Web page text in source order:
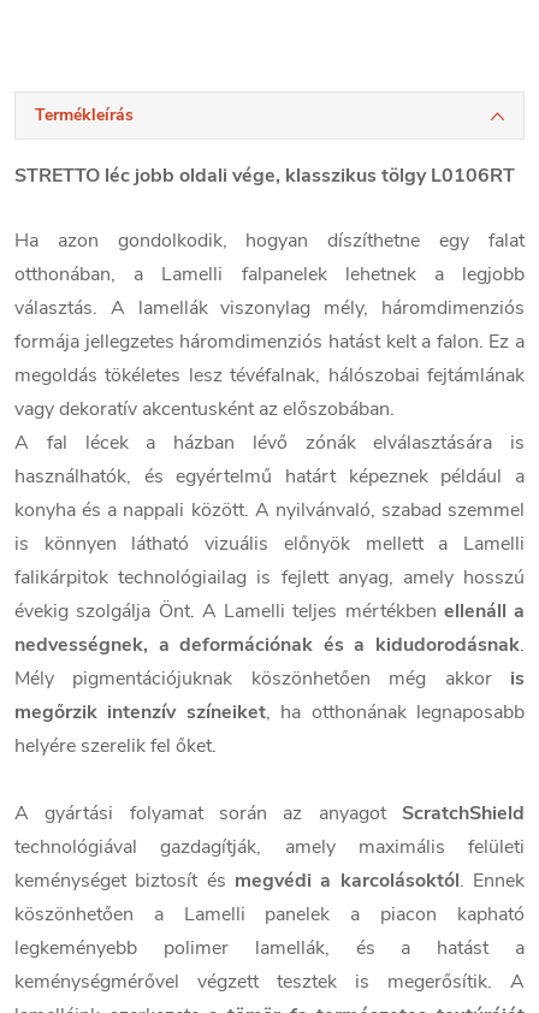
Termékleírás
STRETTO léc jobb oldali vége, klasszikus tölgy L0106RT
Ha azon gondolkodik, hogyan díszíthetne egy falat
otthonában, a Lamelli falpanelek lehetnek a legjobb
választás. A lamellák viszonylag mély, háromdimenziós
formája jellegzetes háromdimenziós hatást kelt a falon. Ez a
megoldás tökéletes lesz tévéfalnak, hálószobai fejtámlának
vagy dekoratív akcentusként az előszobában.
A fal lécek a házban lévő zónák elválasztására is
használhatók, és egyértelmű határt képeznek például a
konyha és a nappali között. A nyilvánvaló, szabad szemmel
is könnyen látható vizuális előnyök mellett a Lamelli
falikárpitok technológiailag is fejlett anyag, amely hosszú
évekig szolgálja Önt. A Lamelli teljes mértékben ellenáll a
nedvességnek, a deformációnak és a kidudorodásnak.
Mély pigmentációjuknak köszönhetően még akkor is
megőrzik intenzív színeiket, ha otthonának legnaposabb
helyére szerelik fel őket.
A gyártási folyamat során az anyagot ScratchShield
technológiával gazdagítják, amely maximális felületi
keménységet biztosít és megvédi a karcolásoktól. Ennek
köszönhetően a Lamelli panelek a piacon kapható
legkeményebb polimer lamellák, és a hatást a
keménységmérővel végzett tesztek is megerősítik. A